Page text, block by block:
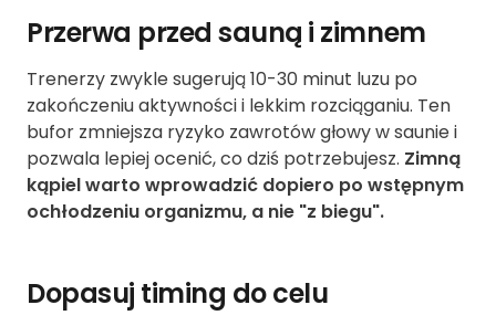
Przerwa przed sauną i zimnem
Trenerzy zwykle sugerują 10-30 minut luzu po
zakończeniu aktywności i lekkim rozciąganiu. Ten
bufor zmniejsza ryzyko zawrotów głowy w saunie i
pozwala lepiej ocenić, co dziś potrzebujesz. Zimną
kąpiel warto wprowadzić dopiero po wstępnym
ochłodzeniu organizmu, a nie "z biegu".
Dopasuj timing do celu